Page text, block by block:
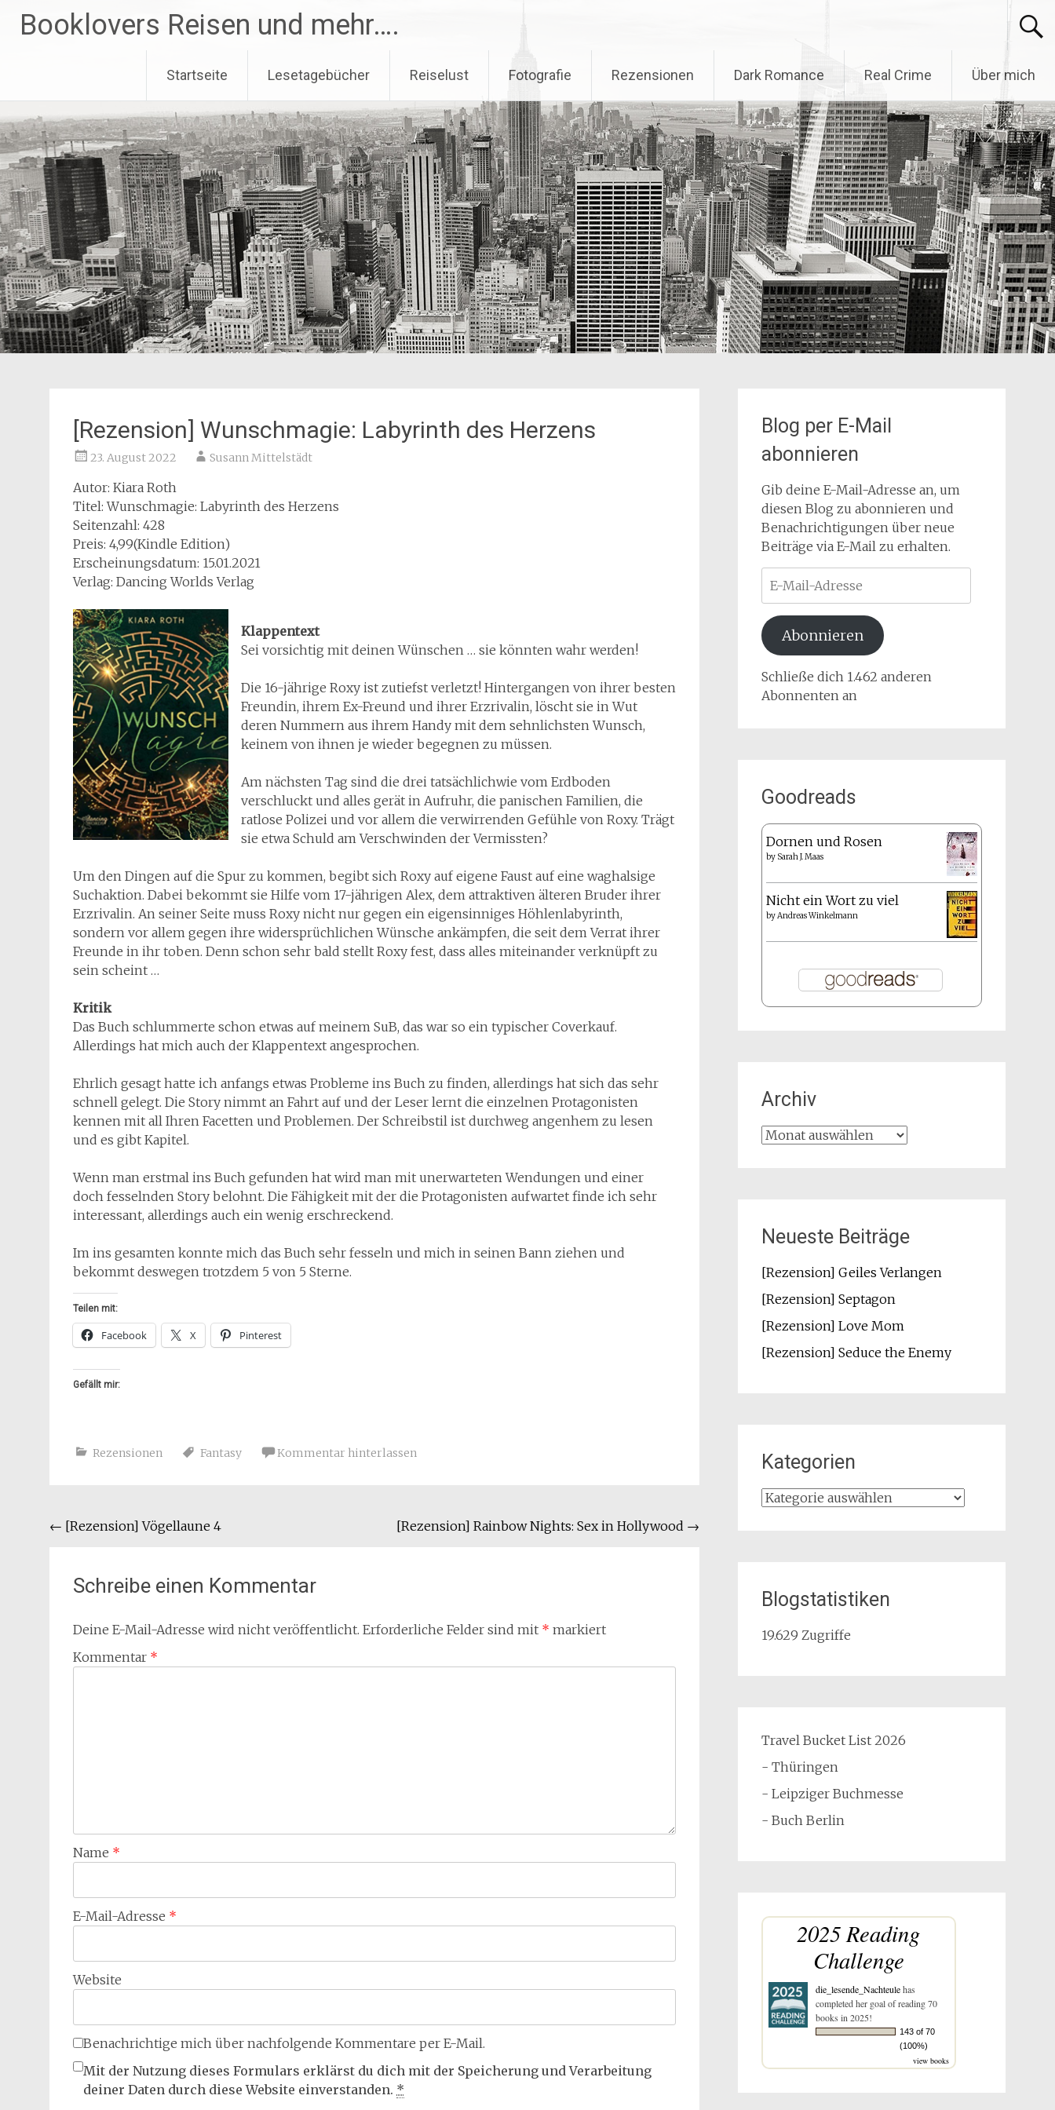
InhaltBooklovers Reisen und mehr….
Startseite Lesetagebücher Reiselust Fotografie Rezensionen Dark Romance Real Crime Über mich
[Rezension] Wunschmagie: Labyrinth des Herzens
23. August 2022 Susann Mittelstädt
Autor: Kiara Roth
Titel: Wunschmagie: Labyrinth des Herzens
Seitenzahl: 428
Preis: 4,99(Kindle Edition)
Erscheinungsdatum: 15.01.2021
Verlag: Dancing Worlds Verlag
Klappentext
Sei vorsichtig mit deinen Wünschen … sie könnten wahr werden!
Die 16-jährige Roxy ist zutiefst verletzt! Hintergangen von ihrer besten
Freundin, ihrem Ex-Freund und ihrer Erzrivalin, löscht sie in Wut
deren Nummern aus ihrem Handy mit dem sehnlichsten Wunsch,
keinem von ihnen je wieder begegnen zu müssen.
Am nächsten Tag sind die drei tatsächlichwie vom Erdboden
verschluckt und alles gerät in Aufruhr, die panischen Familien, die
ratlose Polizei und vor allem die verwirrenden Gefühle von Roxy. Trägt
sie etwa Schuld am Verschwinden der Vermissten?
Um den Dingen auf die Spur zu kommen, begibt sich Roxy auf eigene Faust auf eine waghalsige
Suchaktion. Dabei bekommt sie Hilfe vom 17-jährigen Alex, dem attraktiven älteren Bruder ihrer
Erzrivalin. An seiner Seite muss Roxy nicht nur gegen ein eigensinniges Höhlenlabyrinth,
sondern vor allem gegen ihre widersprüchlichen Wünsche ankämpfen, die seit dem Verrat ihrer
Freunde in ihr toben. Denn schon sehr bald stellt Roxy fest, dass alles miteinander verknüpft zu
sein scheint …
Kritik
Das Buch schlummerte schon etwas auf meinem SuB, das war so ein typischer Coverkauf.
Allerdings hat mich auch der Klappentext angesprochen.
Ehrlich gesagt hatte ich anfangs etwas Probleme ins Buch zu finden, allerdings hat sich das sehr
schnell gelegt. Die Story nimmt an Fahrt auf und der Leser lernt die einzelnen Protagonisten
kennen mit all Ihren Facetten und Problemen. Der Schreibstil ist durchweg angenhem zu lesen
und es gibt Kapitel.
Wenn man erstmal ins Buch gefunden hat wird man mit unerwarteten Wendungen und einer
doch fesselnden Story belohnt. Die Fähigkeit mit der die Protagonisten aufwartet finde ich sehr
interessant, allerdings auch ein wenig erschreckend.
Im ins gesamten konnte mich das Buch sehr fesseln und mich in seinen Bann ziehen und
bekommt deswegen trotzdem 5 von 5 Sterne.
Teilen mit:
Facebook X Pinterest
Gefällt mir:
Rezensionen Fantasy Kommentar hinterlassen
Beitragsnavigation
← [Rezension] Vögellaune 4 [Rezension] Rainbow Nights: Sex in Hollywood →
Schreibe einen Kommentar
Deine E-Mail-Adresse wird nicht veröffentlicht. Erforderliche Felder sind mit * markiert
Kommentar *
Name *
E-Mail-Adresse *
Website
Benachrichtige mich über nachfolgende Kommentare per E-Mail.
Mit der Nutzung dieses Formulars erklärst du dich mit der Speicherung und Verarbeitung
deiner Daten durch diese Website einverstanden. *
Blog per E-Mail
abonnieren
Gib deine E-Mail-Adresse an, um
diesen Blog zu abonnieren und
Benachrichtigungen über neue
Beiträge via E-Mail zu erhalten.
Mail-
Adresse
Abonnieren
Schließe dich 1.462 anderen
Abonnenten an
Goodreads
Dornen und Rosen
by Sarah J. Maas
Nicht ein Wort zu viel
byAndreas Winkelmann
Archiv
Archiv
Neueste Beiträge
[Rezension] Geiles Verlangen
[Rezension] Septagon
[Rezension] Love Mom
[Rezension] Seduce the Enemy
Kategorien
Kategorien
Blogstatistiken
19.629 Zugriffe
Travel Bucket List 2026
- Thüringen
- Leipziger Buchmesse
- Buch Berlin
2025 Reading
Challenge
die_lesende_Nachteulehas
completed her goal of reading 70
books in 2025!
143 of 70
(100%)
view books